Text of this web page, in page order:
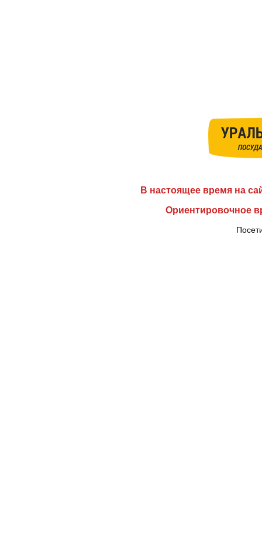
В настоящее время на
Ориентировочное